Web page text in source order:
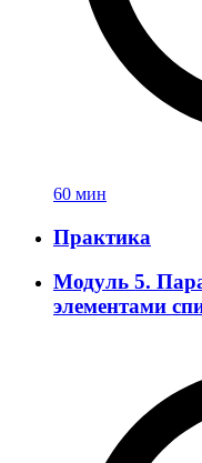
60 мин
Практика
Модуль 5.
элементами